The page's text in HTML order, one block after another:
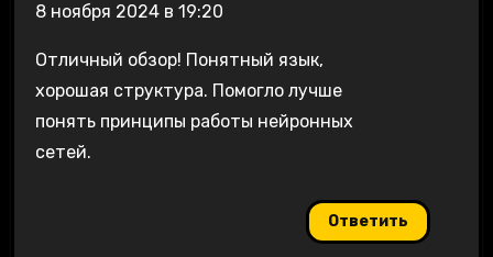
8 ноября 2024 в 19:20
Отличный обзор! Понятный язык,
хорошая структура. Помогло лучше
понять принципы работы нейронных
сетей.
Ответить